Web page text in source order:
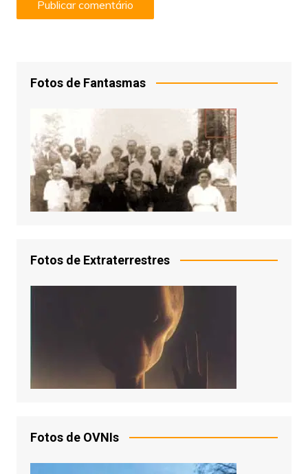
Fotos de Fantasmas
Fotos de Extraterrestres
Fotos de OVNIs